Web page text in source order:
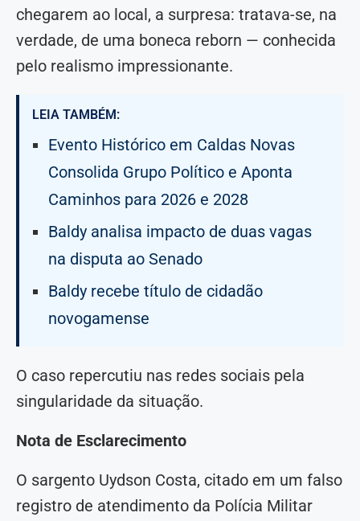
chegarem ao local, a surpresa: tratava-se, na
verdade, de uma boneca reborn — conhecida
pelo realismo impressionante.
LEIA TAMBÉM:
Evento Histórico em Caldas Novas
Consolida Grupo Político e Aponta
Caminhos para 2026 e 2028
Baldy analisa impacto de duas vagas
na disputa ao Senado
Baldy recebe título de cidadão
novogamense
O caso repercutiu nas redes sociais pela
singularidade da situação.
Nota de Esclarecimento
O sargento Uydson Costa, citado em um falso
registro de atendimento da Polícia Militar